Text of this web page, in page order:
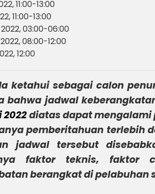
11:00-13:00
11:00-13:00
03:00-06:00
08:00-12:00
12:00
ketahui sebagai calon
bahwa jadwal
2022diatas dapat
pemberitahuan terlebih
jadwal tersebut
faktor teknis, faktor
berangkat di pelabuhan